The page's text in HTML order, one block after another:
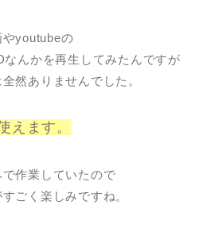
youtubeの
んかを再生してみたんですが
然ありませんでした。
えます。
作業していたので
ごく楽しみですね。